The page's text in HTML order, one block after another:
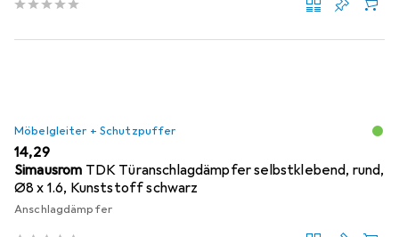
Möbelgleiter + Schutzpuffer
EUR
14,29
Simausrom TDK Türanschlagdämpfer selbstklebend, rund,
Ø8 x 1.6, Kunststoff schwarz
Anschlagdämpfer